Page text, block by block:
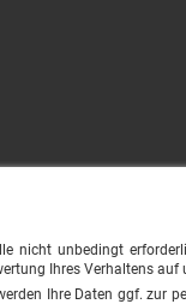
nicht unbedingt
Ihres Verhaltens auf
Ihre Daten ggf. zur